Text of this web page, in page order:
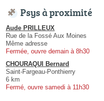
Psys à proximité
Aude PRILLEUX
Rue de la Fossé Aux Moines
Même adresse
Fermée, ouvre demain à 8h30
CHOURAQUI Bernard
Saint-Fargeau-Ponthierry
6 km
Fermé, ouvre samedi à 11h30